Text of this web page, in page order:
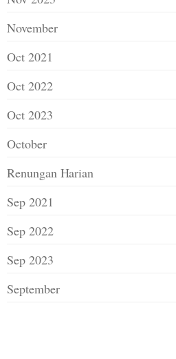
November
Oct 2021
Oct 2022
Oct 2023
October
Renungan Harian
Sep 2021
Sep 2022
Sep 2023
September